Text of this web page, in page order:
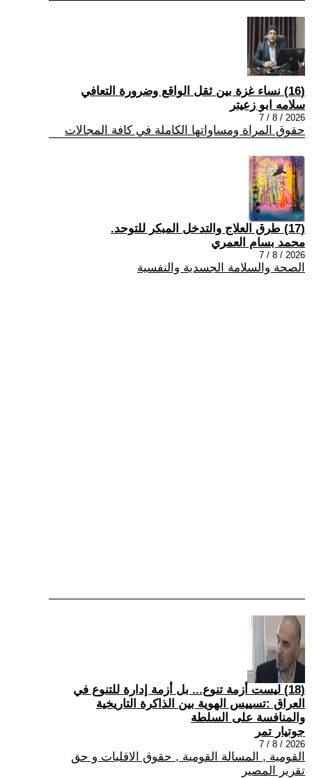
(16) نساء غزة بين ثقل الواقع وضرورة التعافي
سلامه ابو زعيتر
2026 / 8 / 7
حقوق المراة ومساواتها الكاملة في كافة المجالات
(17) طرق العلاج والتدخل المبكر للتوحد.
محمد بسام العمري
2026 / 8 / 7
الصحة والسلامة الجسدية والنفسية
(18) ليست أزمة تنوع... بل أزمة إدارة للتنوع في
العراق :تسييس الهوية بين الذاكرة التاريخية
والمنافسة على السلطة
جوتيار تمر
2026 / 8 / 7
القومية , المسالة القومية , حقوق الاقليات و حق
تقرير المصير